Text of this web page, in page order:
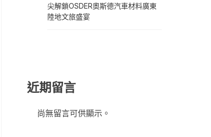
尖解鎖OSDER奧斯德汽車材料廣東
陸地文旅盛宴
近期留言
尚無留言可供顯示。